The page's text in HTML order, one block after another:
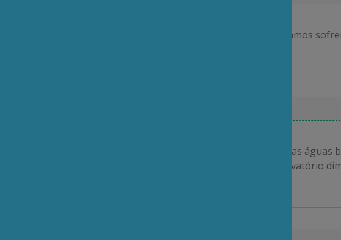
da miopia monetária, fiscal, ambiental no Brasil. Por isso, vamos
reservatórios constantemente assoreados pela areia e silte das águas
desmatadas. Com o passar dos anos o volume do reservatório